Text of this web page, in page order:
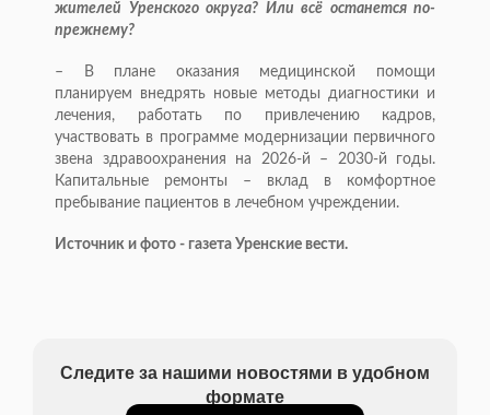
жителей Уренского округа? Или всё останется по-
прежнему?
– В плане оказания медицинской помощи
планируем внедрять новые методы диагностики и
лечения, работать по привлечению кадров,
участвовать в программе модернизации первичного
звена здравоохранения на 2026-й – 2030-й годы.
Капитальные ремонты – вклад в комфортное
пребывание пациентов в лечебном учреждении.
Источник и фото - газета Уренские вести.
Следите за нашими новостями в удобном
формате